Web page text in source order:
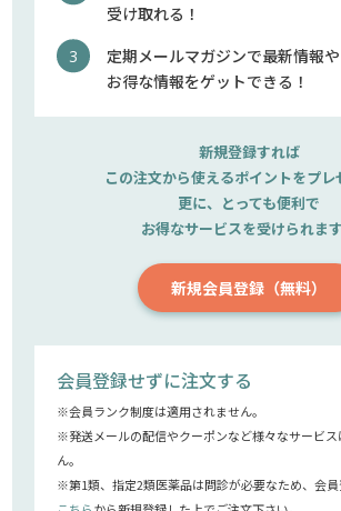
受け取れる！
定期メールマガジンで最新情報や
お得な情報をゲットできる！
新規登録すれば
この注文から使えるポイントをプレ
更に、とっても便利で
お得なサービスを受けられます
新規会員登録（無料）
会員登録せずに注文する
※会員ランク制度は適用されません。
※発送メールの配信やクーポンなど様々なサービス
ん。
※第1類、指定2類医薬品は問診が必要なため、会員